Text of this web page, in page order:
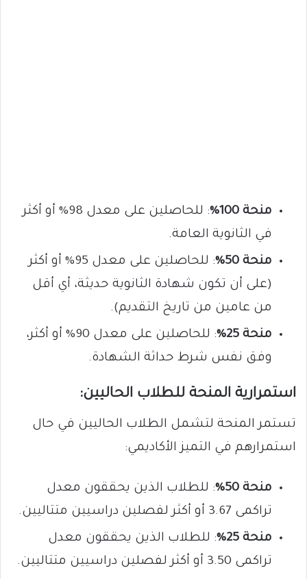
منحة 100%
: للحاصلين على معدل 98% أو أكثر
في الثانوية العامة.
منحة 50%
: للحاصلين على معدل 95% أو أكثر
(على أن تكون شهادة الثانوية حديثة، أي أقل
من عامين من تاريخ التقديم).
منحة 25%
: للحاصلين على معدل 90% أو أكثر،
وفق نفس شرط حداثة الشهادة.
استمرارية المنحة للطلاب الحاليين:
تستمر المنحة لتشمل الطلاب الحاليين في حال
استمرارهم في التميز الأكاديمي:
منحة 50%
: للطلاب الذين يحققون معدل
تراكمى 3.67 أو أكثر لفصلين دراسيين متتاليين.
منحة 25%
: للطلاب الذين يحققون معدل
تراكمى 3.50 أو أكثر لفصلين دراسيين متتاليين.